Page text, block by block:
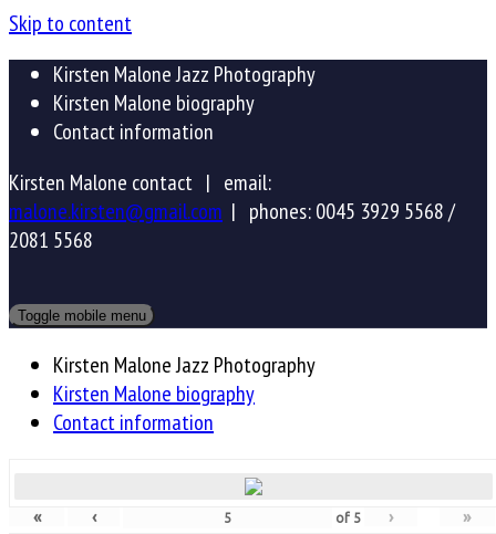
Skip to content
Kirsten Malone Jazz Photography
Kirsten Malone biography
Contact information
Kirsten Malone contact | email:
malone.kirsten@gmail.com | phones: 0045 3929 5568 /
2081 5568
Toggle mobile menu
Kirsten Malone Jazz Photography
Kirsten Malone biography
Contact information
« ‹ of 5 › »